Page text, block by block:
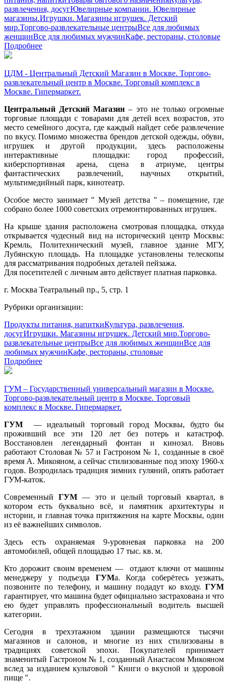
развлечения, досугЮвелирные компании. Ювелирные
магазины.Игрушки. Магазины игрушек. Детский
мир.Торгово-развлекательные центрыВсе для любимых
женщинВсе для любимых мужчинКафе, рестораны, столовые
Подробнее
ЦДМ - Центральный Детский Магазин в Москве. Торгово-
развлекательный центр в Москве. Торговый комплекс в
Москве. Гипермаркет.
Центральный Детский Магазин – это не только огромные
торговые площади с товарами для детей всех возрастов, это
место семейного досуга, где каждый найдет себе развлечение
по вкусу. Помимо множества брендов детской одежды, обуви,
игрушек и другой продукции, здесь расположены
интерактивные площадки: город профессий,
киберспортивная арена, сцена в атриуме, центры
фантастических развлечений, научных открытий,
мультимедийный парк, кинотеатр.
Особое место занимает " Музей детства " – помещение, где
собрано более 1000 советских отремонтированных игрушек.
На крыше здания расположена смотровая площадка, откуда
открывается чудесный вид на исторический центр Москвы:
Кремль, Политехнический музей, главное здание МГУ,
Лубянскую площадь. На площадке установлены телескопы
для рассматривания подробных деталей пейзажа.
Для посетителей с личным авто действует платная парковка.
г. Москва Театральный пр., 5, стр. 1
Рубрики организации:
Продукты питания, напиткиКультура, развлечения,
досугИгрушки. Магазины игрушек. Детский мир.Торгово-
развлекательные центрыВсе для любимых женщинВсе для
любимых мужчинКафе, рестораны, столовые
Подробнее
ГУМ – Государственный универсальный магазин в Москве.
Торгово-развлекательный центр в Москве. Торговый
комплекс в Москве. Гипермаркет.
ГУМ
— идеальный торговый город Москвы, будто бы
проживший все эти 120 лет без потерь и катастроф.
Восстановлен легендарный фонтан и кинозал. Вновь
работают Столовая № 57 и Гастроном № 1, созданные в своё
время А. Микояном, а сейчас стилизованные под эпоху 1960-х
годов. Возродилась традиция зимних гуляний, опять работает
ГУМ-каток.
Современный ГУМ— это и целый торговый квартал, в
котором есть буквально всё, и памятник архитектуры и
истории, и главная точка притяжения на карте Москвы, один
из её важнейших символов.
Здесь есть охраняемая 9-уровневая парковка на 200
автомобилей, общей площадью 17 тыс. кв. м.
Кто дорожит своим временем — отдают ключи от машины
менеджеру у подъезда ГУМа. Когда соберётесь уезжать,
позвоните по телефону, и машину подадут ко входу. ГУМ
гарантирует, что машина будет официально застрахована и что
ею будет управлять профессиональный водитель высшей
категории.
Сегодня в трехэтажном здании размещаются тысячи
магазинов и салонов, и многие из них стилизованы в
традициях советской эпохи. Покупателей принимает
знаменитый Гастроном № 1, созданный Анастасом Микояном
вслед за изданием культовой " Книги о вкусной и здоровой
пище ".